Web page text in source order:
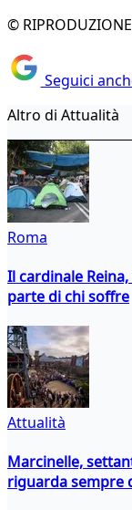
© RIPRODUZIONE
Seguici
Altro di Attualità
Roma
Il cardinale
parte di chi soffre
Attualità
Marcinelle,
riguarda sempre